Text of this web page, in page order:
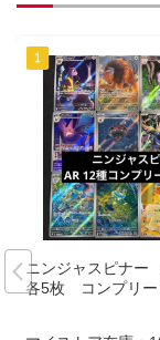
ニンジャスピナ
各5枚 コンプリー